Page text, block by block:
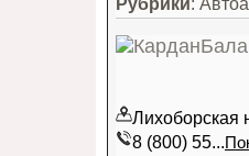
Лихоборская
8 (800) 55...